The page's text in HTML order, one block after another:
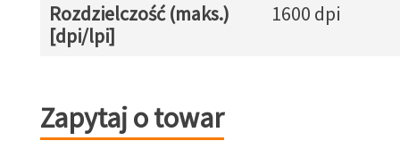
Rozdzielczość (maks.)
[dpi/lpi]
1600 dpi
Zapytaj o towar
Zapytaj o towar